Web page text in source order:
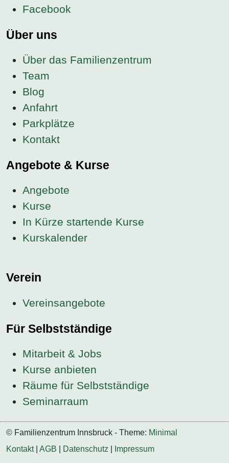
Facebook
Über uns
Über das Familienzentrum
Team
Blog
Anfahrt
Parkplätze
Kontakt
Angebote & Kurse
Angebote
Kurse
In Kürze startende Kurse
Kurskalender
Verein
Vereinsangebote
Für Selbstständige
Mitarbeit & Jobs
Kurse anbieten
Räume für Selbstständige
Seminarraum
© Familienzentrum Innsbruck - Theme: Minimal
Kontakt| AGB Datenschutz Impressum